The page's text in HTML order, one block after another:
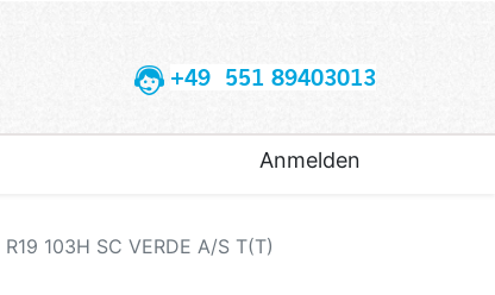
+49 551 89403013
Anmelden
103H SC VERDE A/S T(T)